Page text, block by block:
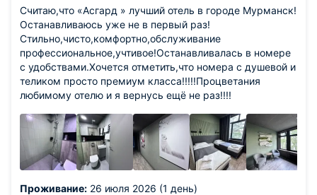
Считаю,что «Асгард » лучший отель в городе Мурманск!
Останавливаюсь уже не в первый раз!
Стильно,чисто,комфортно,обслуживание
профессиональное,учтивое!Останавливалась в номере
с удобствами.Хочется отметить,что номера с душевой и
теликом просто премиум класса!!!!!Процветания
любимому отелю и я вернусь ещё не раз!!!!
Проживание: 26 июля 2026 (1 день)